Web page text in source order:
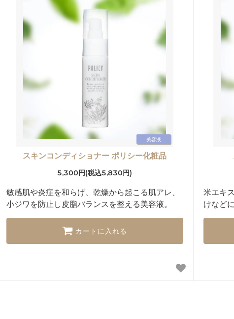
美容液
スキンコンディショナー ポリシー化粧品
5,300円(税込5,830円)
敏感肌や炎症を和らげ、乾燥から起こる肌アレ、
小ジワを防止し皮脂バランスを整える美容液。
カートに入れる
米エキ
けなど